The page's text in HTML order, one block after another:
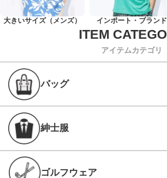
大きいサイズ（メンズ） インポート・ブランド
アイテムカテゴリ
バッグ
紳士服
ゴルフウェア